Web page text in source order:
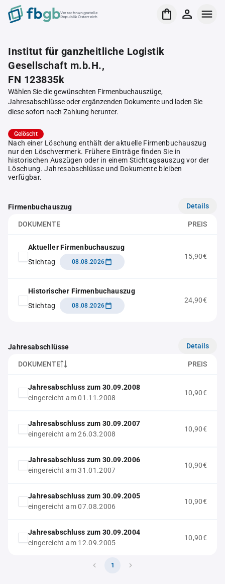
Verrechnungsstelle
Republik Österreich
Institut für ganzheitliche Logistik
Gesellschaft m.b.H.,
FN 123835k
Wählen Sie die gewünschten Firmenbuchauszüge,
Jahresabschlüsse oder ergänzenden Dokumente und laden Sie
diese sofort nach Zahlung herunter.
Gelöscht
Nach einer Löschung enthält der aktuelle Firmenbuchauszug
nur den Löschvermerk. Frühere Einträge finden Sie in
historischen Auszügen oder in einem Stichtagsauszug vor der
Löschung. Jahresabschlüsse und Dokumente bleiben
verfügbar.
Firmenbuchauszug Details
DOKUMENTE PREIS
Aktueller Firmenbuchauszug
Stichtag
08.08.2026
15,90€
Historischer Firmenbuchauszug
Stichtag
08.08.2026
24,90€
Jahresabschlüsse Details
DOKUMENTE PREIS
Jahresabschluss zum 30.09.2008
eingereicht am 01.11.2008
10,90€
Jahresabschluss zum 30.09.2007
eingereicht am 26.03.2008
10,90€
Jahresabschluss zum 30.09.2006
eingereicht am 31.01.2007
10,90€
Jahresabschluss zum 30.09.2005
eingereicht am 07.08.2006
10,90€
Jahresabschluss zum 30.09.2004
eingereicht am 12.09.2005
10,90€
1